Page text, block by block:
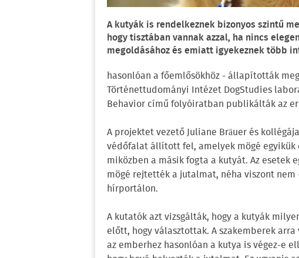
A kutyák is rendelkeznek bizonyos szintű
hogy tisztában vannak azzal, ha nincs
megoldásához és emiatt igyekeznek több
hasonlóan a főemlősökhöz - állapították
Történettudományi Intézet DogStudies
Behavior című folyóiratban publikálták az
A projektet vezető Juliane Bräuer és
védőfalat állított fel, amelyek mögé
miközben a másik fogta a kutyát. Az esetek
mögé rejtették a jutalmat, néha viszont
hírportálon.
A kutatók azt vizsgálták, hogy a kutyák
előtt, hogy választottak. A szakemberek
az emberhez hasonlóan a kutya is végez-e